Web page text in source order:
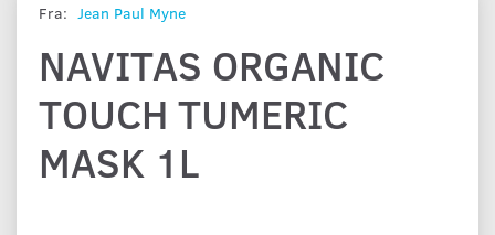
Fra: Jean Paul Myne
NAVITAS ORGANIC
TOUCH TUMERIC
MASK 1L